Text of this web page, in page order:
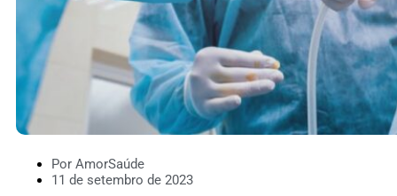
Por AmorSaúde
11 de setembro de 2023